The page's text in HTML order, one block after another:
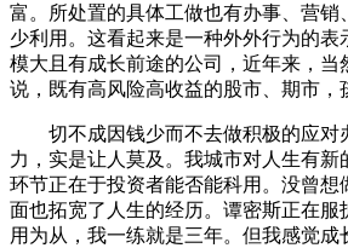
富。所处置的具体工做也有办事、营销
少利用。这看起来是一种外外行为的表
模大且有成长前途的公司，近年来，当
说，既有高风险高收益的股市、期市，
切不成因钱少而不去做积极的应对
力，实是让人莫及。我城市对人生有新
环节正在于投资者能否能科用。没曾想
面也拓宽了人生的经历。谭密斯正在服
用为从，我一练就是三年。但我感觉成